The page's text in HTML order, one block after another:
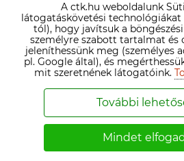
AZ IRODAI PRÉMIUM
Minden prémium
megismerjük, így biztosan a
elképzeléseid érvényesülnek.
Támogatásunkkal átlagosan
partnerrel történik sikeres
Levelezést kihagyva már az
A ctk.hu weboldalunk
látogatáskövetési technológiákat
tól), hogy javítsuk a
személyre szabott tartalmat és
jeleníthessünk meg (személyes
pl. Google által), és
mit szeretnének látogatóink.
További
Mindet